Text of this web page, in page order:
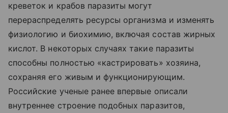
креветок и крабов паразиты могут
перераспределять ресурсы организма и изменять
физиологию и биохимию, включая состав жирных
кислот. В некоторых случаях такие паразиты
способны полностью «кастрировать» хозяина,
сохраняя его живым и функционирующим.
Российские ученые ранее впервые описали
внутреннее строение подобных паразитов,